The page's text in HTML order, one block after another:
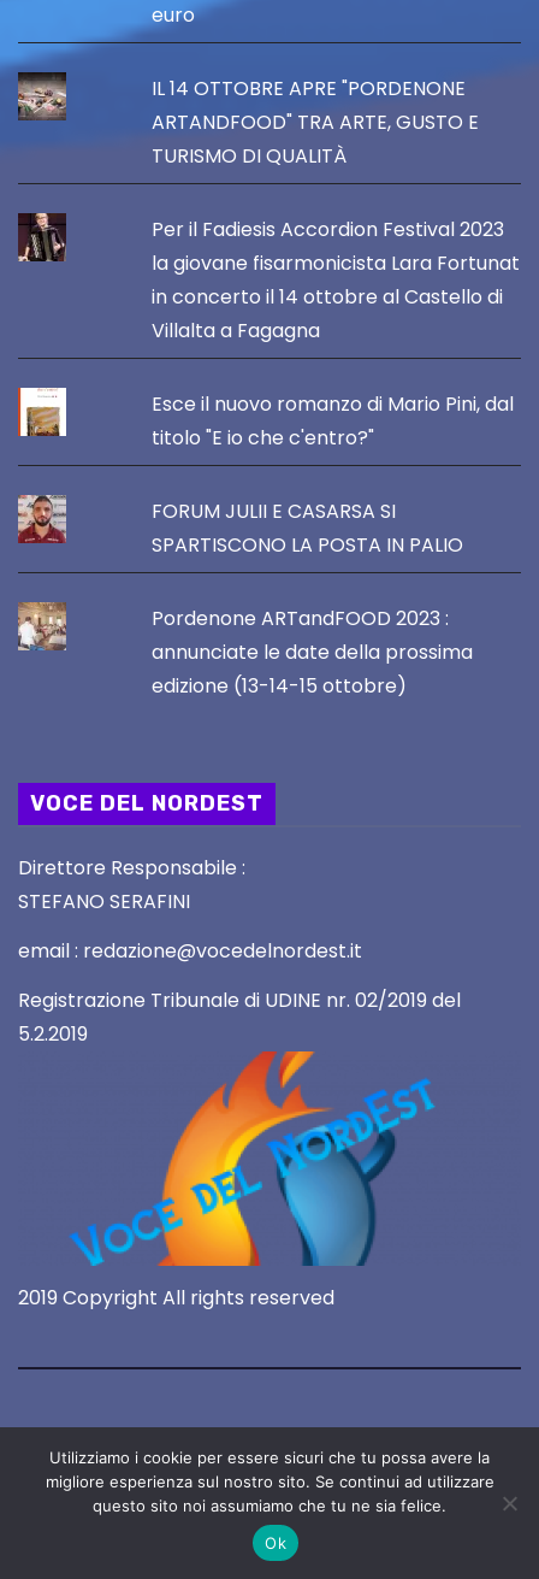
euro
IL 14 OTTOBRE APRE "PORDENONE
ARTANDFOOD" TRA ARTE, GUSTO E
TURISMO DI QUALITÀ
Per il Fadiesis Accordion Festival 2023
la giovane fisarmonicista Lara Fortunat
in concerto il 14 ottobre al Castello di
Villalta a Fagagna
Esce il nuovo romanzo di Mario Pini, dal
titolo "E io che c'entro?"
FORUM JULII E CASARSA SI
SPARTISCONO LA POSTA IN PALIO
Pordenone ARTandFOOD 2023 :
annunciate le date della prossima
edizione (13-14-15 ottobre)
VOCE DEL NORDEST
Direttore Responsabile :
STEFANO SERAFINI
email : redazione@vocedelnordest.it
Registrazione Tribunale di UDINE nr. 02/2019 del
5.2.2019
2019 Copyright All rights reserved
Utilizziamo i cookie per essere sicuri che tu possa avere la
migliore esperienza sul nostro sito. Se continui ad utilizzare
questo sito noi assumiamo che tu ne sia felice.
Ok